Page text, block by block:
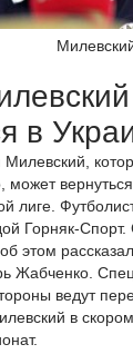
в
может
лиге.
Горняк-
этом
Жабченко.
ведут
в